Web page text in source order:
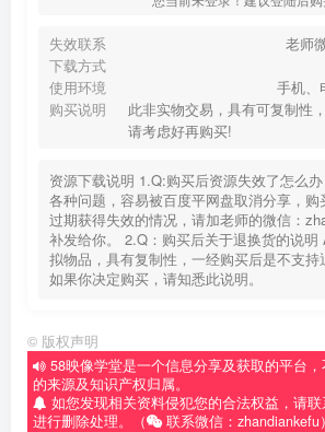
失效联系
老师
下载方式
使用环境
手机、
购买说明
此非实物交易，具有可复制性
请考虑好再购买!
资源下载说明 1.Q:购买后资源失效了怎么
各种问题，容易被百度平网盘取消分享，
过期获得失效的情况，请加老师的微信：
补发给你。 2.Q：购买后关于退换货的说明
拟物品，具有复制性，一经购买后是不支持
如果你决定购买，请知悉此说明。
© 版权声明
58映像学堂是一个信息分享及获取的平台
的来源及知识产权归属。
如您发现相关资料侵犯您的合法权益，请
进行删除处理。（
联系微信：zhandiankefu）